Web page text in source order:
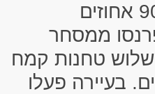
כ-620 יהודים – כ-90 אחוזים
ממסחר
טחנות קמח
בעיירה פעלו